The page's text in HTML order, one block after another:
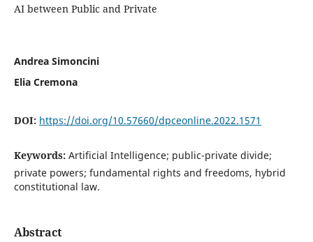
AI between Public and Private
Andrea Simoncini
Elia Cremona
DOI: https://doi.org/10.57660/dpceonline.2022.1571
Keywords: Artificial Intelligence; public-private divide;
private powers; fundamental rights and freedoms, hybrid
constitutional law.
Abstract